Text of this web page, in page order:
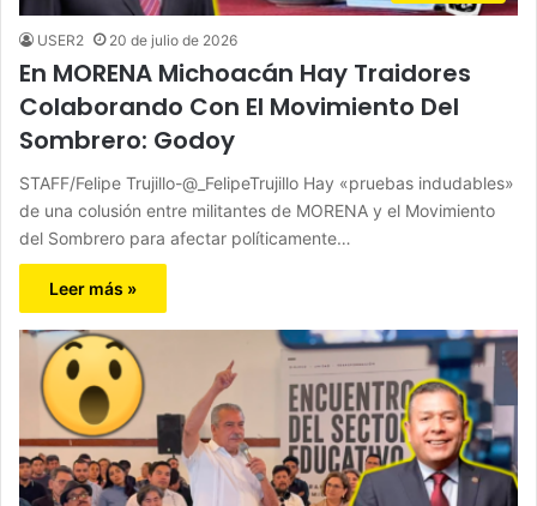
USER2 20 de julio de 2026
En MORENA Michoacán Hay Traidores
Colaborando Con El Movimiento Del
Sombrero: Godoy
STAFF/Felipe Trujillo-@_FelipeTrujillo Hay «pruebas indudables»
de una colusión entre militantes de MORENA y el Movimiento
del Sombrero para afectar políticamente…
Leer más »